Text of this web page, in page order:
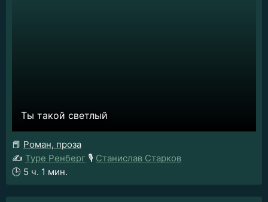
Ты такой светлый
📕 Роман, проза
✍️ Туре Ренберг 🎙️ Станислав Старков
🕒 5 ч. 1 мин.